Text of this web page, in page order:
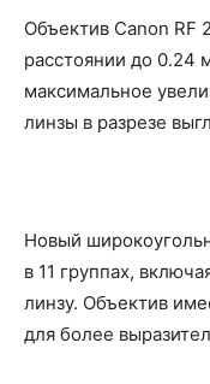
Объектив Canon RF
расстоянии до 0.24
максимальное
линзы в разрезе
Новый
в 11 группах,
линзу. Объектив
для более